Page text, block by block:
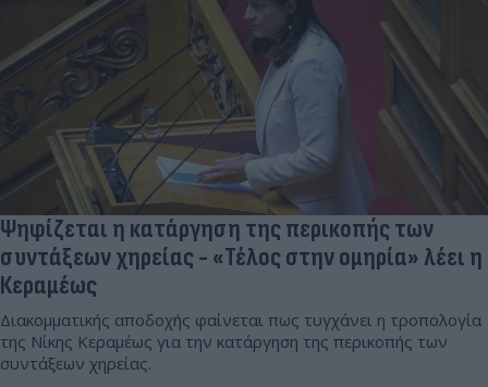
Ψηφίζεται η κατάργηση της περικοπής των
συντάξεων χηρείας - «Τέλος στην ομηρία» λέει η
Κεραμέως
Διακομματικής αποδοχής φαίνεται πως τυγχάνει η τροπολογία
της Νίκης Κεραμέως για την κατάργηση της περικοπής των
συντάξεων χηρείας.